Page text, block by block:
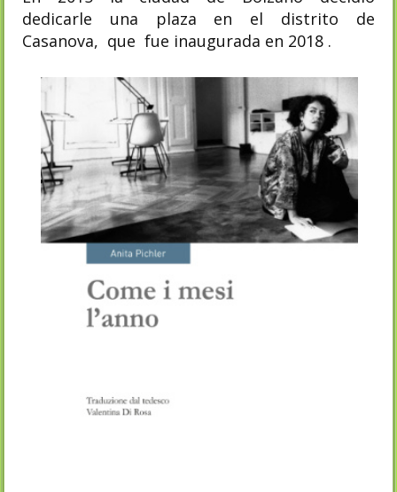
dedicarle una plaza en el distrito de
Casanova, que fue inaugurada en 2018 .